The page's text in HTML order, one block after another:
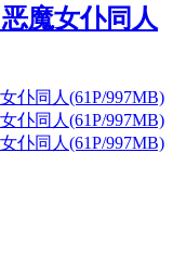
魔女仆同人